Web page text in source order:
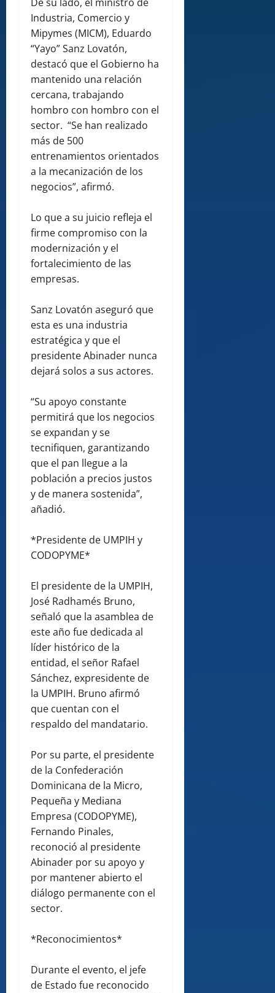
Industria, Comercio y
Mipymes (MICM), Eduardo
“Yayo” Sanz Lovatón,
destacó que el Gobierno ha
mantenido una relación
cercana, trabajando
hombro con hombro con el
sector. “Se han realizado
más de 500
entrenamientos orientados
a la mecanización de los
negocios”, afirmó.
Lo que a su juicio refleja el
firme compromiso con la
modernización y el
fortalecimiento de las
empresas.
Sanz Lovatón aseguró que
esta es una industria
estratégica y que el
presidente Abinader nunca
dejará solos a sus actores.
“Su apoyo constante
permitirá que los negocios
se expandan y se
tecnifiquen, garantizando
que el pan llegue a la
población a precios justos
y de manera sostenida”,
añadió.
*Presidente de UMPIH y
CODOPYME*
El presidente de la UMPIH,
José Radhamés Bruno,
señaló que la asamblea de
este año fue dedicada al
líder histórico de la
entidad, el señor Rafael
Sánchez, expresidente de
la UMPIH. Bruno afirmó
que cuentan con el
respaldo del mandatario.
Por su parte, el presidente
de la Confederación
Dominicana de la Micro,
Pequeña y Mediana
Empresa (CODOPYME),
Fernando Pinales,
reconoció al presidente
Abinader por su apoyo y
por mantener abierto el
diálogo permanente con el
sector.
*Reconocimientos*
Durante el evento, el jefe
de Estado fue reconocido